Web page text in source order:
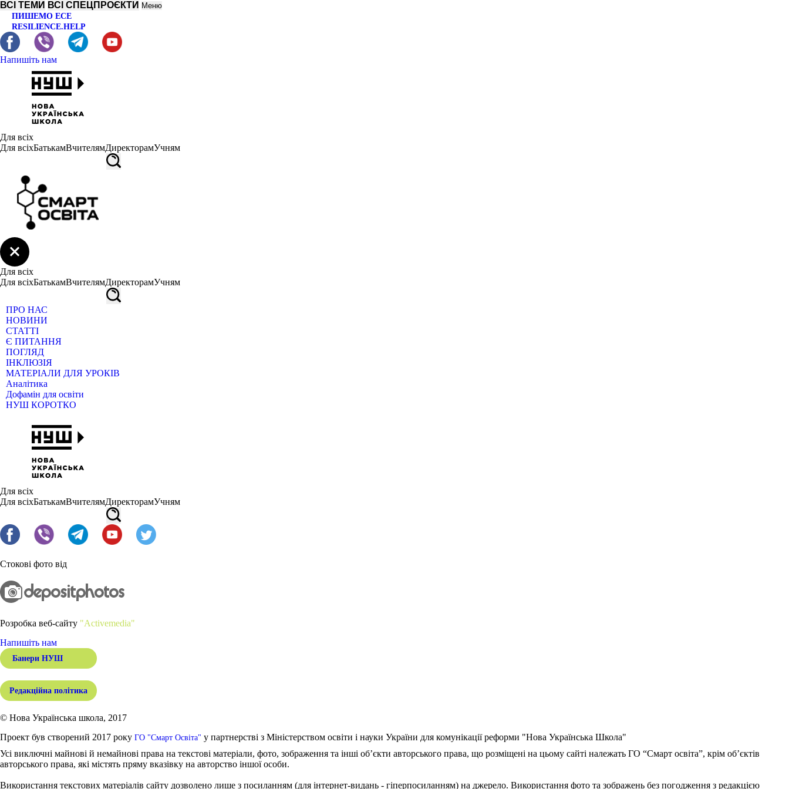
ВСІ ТЕМИ ВСІ СПЕЦПРОЄКТИ Меню
ПИШЕМО ЕСЕ
RESILIENCE.HELP
Напишіть нам
Для всіх
Для всіхБатькамВчителямДиректорамУчням
Для всіх
Для всіхБатькамВчителямДиректорамУчням
ПРО НАС
НОВИНИ
СТАТТІ
Є ПИТАННЯ
ПОГЛЯД
ІНКЛЮЗІЯ
МАТЕРІАЛИ ДЛЯ УРОКІВ
Аналітика
Дофамін для освіти
НУШ КОРОТКО
Для всіх
Для всіхБатькамВчителямДиректорамУчням
Стокові фото від
Розробка веб-сайту "Activemedia"
Напишіть нам
Банери НУШ
Редакційна політика
© Нова Українська школа, 2017
Проект був створений 2017 року ГО "Смарт Освіта" у партнерстві з Міністерством освіти і науки України для комунікації реформи "Нова Українська Школа"
Усі виключні майнові й немайнові права на текстові матеріали, фото, зображення та інші об’єкти авторського права, що розміщені на цьому сайті належать ГО “Смарт освіта”, крім об’єктів
авторського права, які містять пряму вказівку на авторство іншої особи.
Використання текстових матеріалів сайту дозволено лише з посиланням (для інтернет-видань - гіперпосиланням) на джерело. Використання фото та зображень без погодження з редакцією